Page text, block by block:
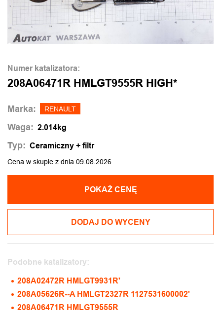
Numer katalizatora:
208A06471R HMLGT9555R HIGH*
Marka: RENAULT
Waga: 2.014kg
Typ: Ceramiczny + filtr
Cena w skupie z dnia 09.08.2026
POKAŻ CENĘ
DODAJ DO WYCENY
Podobne katalizatory:
208A02472R HMLGT9931R'
208A05626R--A HMLGT2327R 1127531600002'
208A06471R HMLGT9555R